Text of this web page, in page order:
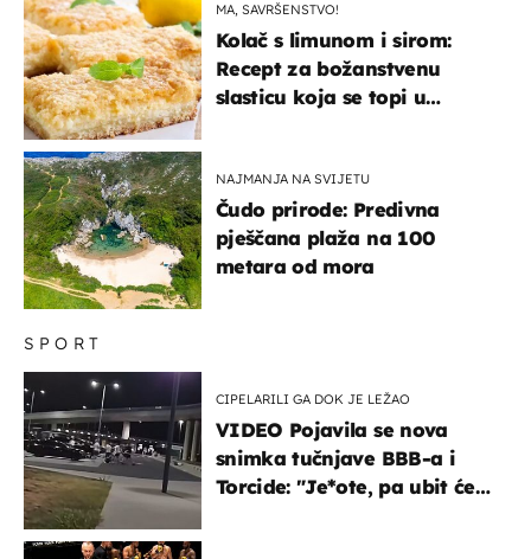
SPORT
CIPELARILI GA DOK JE LEŽAO
VIDEO Pojavila se nova
snimka tučnjave BBB-a i
Torcide: "Je*ote, pa ubit će
MA, SAVRŠENSTVO!
Kolač s limunom i sirom:
Recept za božanstvenu
slasticu koja se topi u
NAJMANJA NA SVIJETU
Čudo prirode: Predivna
pješčana plaža na 100
metara od mora